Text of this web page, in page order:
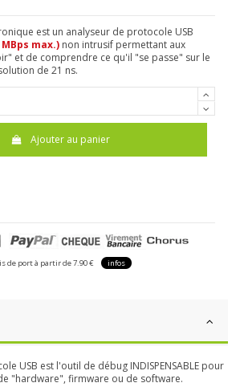
est un analyseur de protocole USB
max.) non intrusif permettant aux
et de comprendre ce qu'il "se passe" sur le
de 21 ns.
Ajouter au panier
port à partir de 7.90 € infos
USB est l'outil de débug INDISPENSABLE pour
"hardware", firmware ou de software.